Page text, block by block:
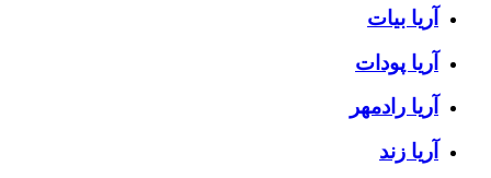
آریا بیات
آریا پودات
آریا رادمهر
آریا زند